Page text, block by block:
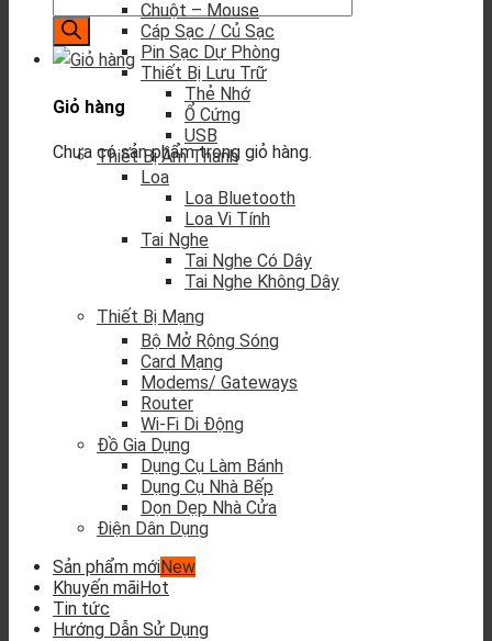
Giỏ hàng
Chưa có sản phẩm trong giỏ hàng.
Chuột – Mouse
Cáp Sạc / Củ Sạc
Pin Sạc Dự Phòng
Thiết Bị Lưu Trữ
Thẻ Nhớ
Ổ Cứng
USB
Thiết Bị Âm Thanh
Loa
Loa Bluetooth
Loa Vi Tính
Tai Nghe
Tai Nghe Có Dây
Tai Nghe Không Dây
Thiết Bị Mạng
Bộ Mở Rộng Sóng
Card Mạng
Modems/ Gateways
Router
Wi-Fi Di Động
Đồ Gia Dụng
Dụng Cụ Làm Bánh
Dụng Cụ Nhà Bếp
Dọn Dẹp Nhà Cửa
Điện Dân Dụng
Sản phẩm mới
Khuyến mãi
Tin tức
Hướng Dẫn Sử Dụng